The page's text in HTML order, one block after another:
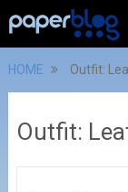
HOME Outfit:
Outfit: